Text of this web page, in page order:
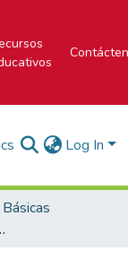
Log In
agricultura